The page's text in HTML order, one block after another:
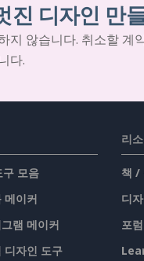
진 디자인 만
지 않습니다. 취소할 계
다.
구 모음
메이커
램 메이커
디자인 도구
리
책 /
디
포럼